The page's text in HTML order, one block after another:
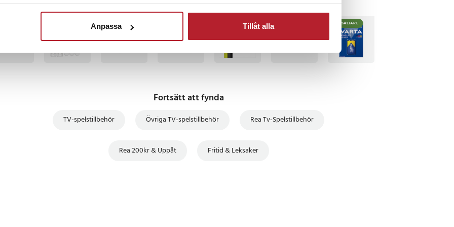
Anpassa Tillåt alla
Edition (CFI-2000 – Slim-
BÄSTSÄLJARE BÄSTSÄLJARE BÄSTSÄLJARE
Fortsätt att fynda
TV-spelstillbehör Övriga TV-spelstillbehör Rea Tv-Spelstillbehör
Rea 200kr & Uppåt Fritid & Leksaker